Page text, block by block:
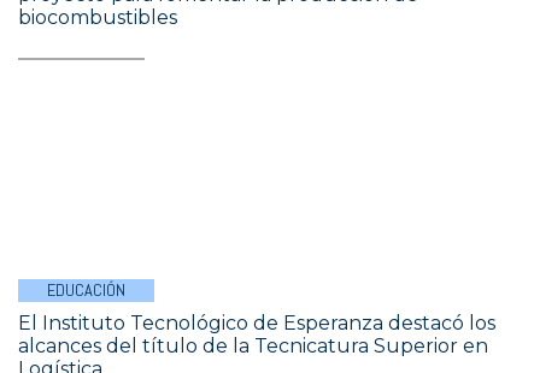
biocombustibles
EDUCACIÓN
El Instituto Tecnológico de Esperanza destacó los
alcances del título de la Tecnicatura Superior en